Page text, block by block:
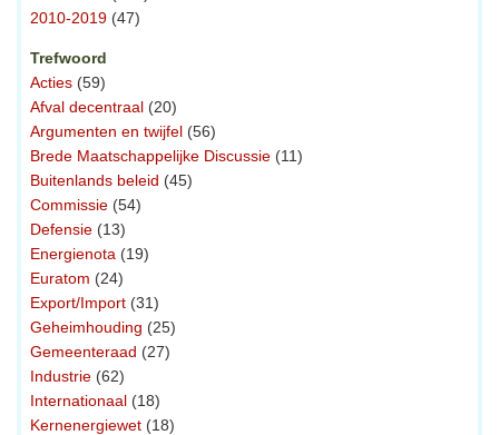
2010-2019 (47)
Trefwoord
Acties (59)
Afval decentraal (20)
Argumenten en twijfel (56)
Brede Maatschappelijke Discussie (11)
Buitenlands beleid (45)
Commissie (54)
Defensie (13)
Energienota (19)
Euratom (24)
Export/Import (31)
Geheimhouding (25)
Gemeenteraad (27)
Industrie (62)
Internationaal (18)
Kernenergiewet (18)